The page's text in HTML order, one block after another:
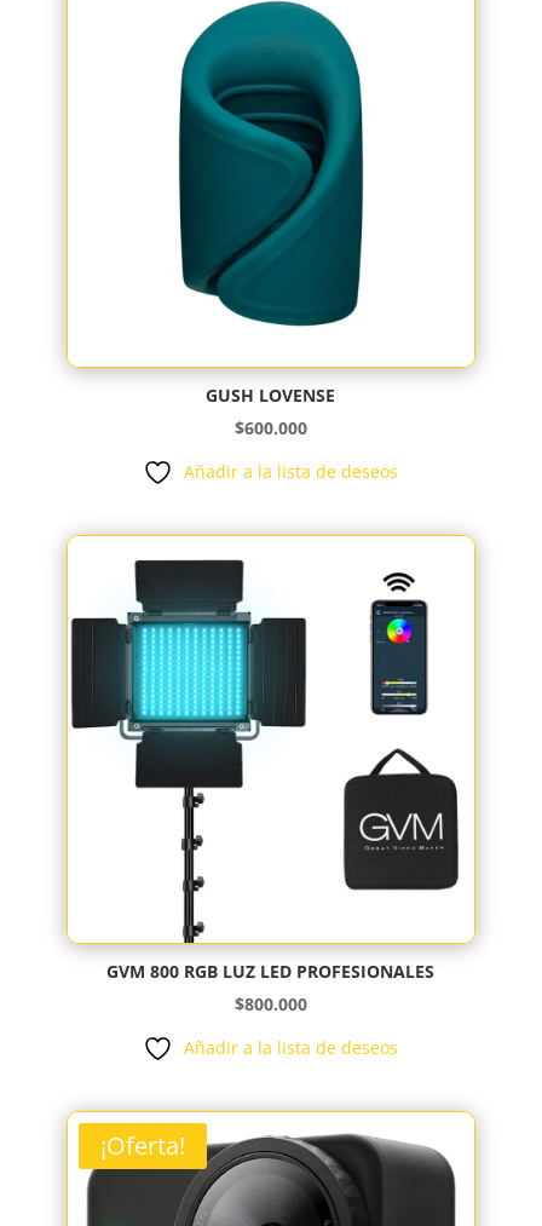
GUSH LOVENSE
$600.000
Añadir a la lista de deseos
GVM 800 RGB LUZ LED PROFESIONALES
$800.000
Añadir a la lista de deseos
¡Oferta!